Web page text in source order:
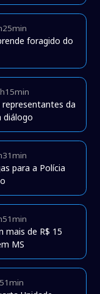
foragido do
da
diálogo
para a Polícia
mais de R$ 15
MS